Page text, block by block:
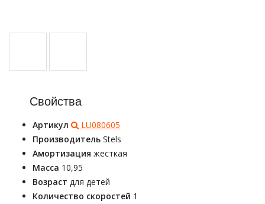
Свойства
Артикул
LU080605
Производитель Stels
Амортизация жесткая
Масса 10,95
Возраст для детей
Количество скоростей 1